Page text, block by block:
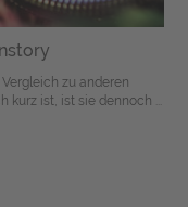
zu anderen
ist, ist sie dennoch ...